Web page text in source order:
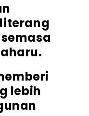
lebih